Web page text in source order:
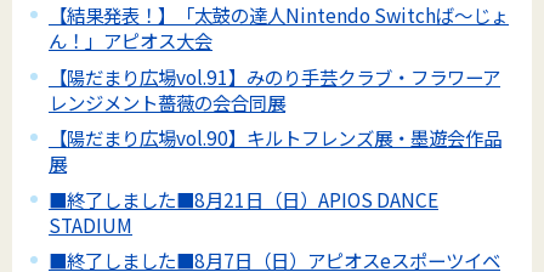
【結果発表！】「太鼓の達人Nintendo Switchば～じょ
ん！」アピオス大会
【陽だまり広場vol.91】みのり手芸クラブ・フラワーア
レンジメント薔薇の会合同展
【陽だまり広場vol.90】キルトフレンズ展・墨遊会作品
展
■終了しました■8月21日（日）APIOS DANCE
STADIUM
■終了しました■8月7日（日）アピオスeスポーツイベ